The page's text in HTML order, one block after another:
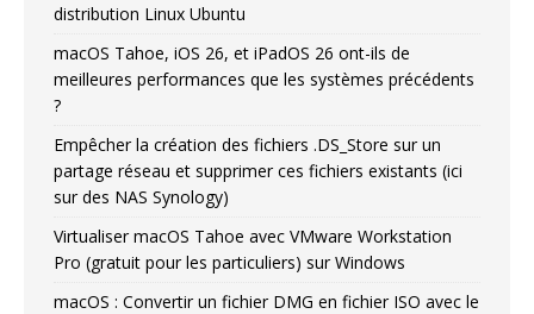
distribution Linux Ubuntu
macOS Tahoe, iOS 26, et iPadOS 26 ont-ils de
meilleures performances que les systèmes précédents
?
Empêcher la création des fichiers .DS_Store sur un
partage réseau et supprimer ces fichiers existants (ici
sur des NAS Synology)
Virtualiser macOS Tahoe avec VMware Workstation
Pro (gratuit pour les particuliers) sur Windows
macOS : Convertir un fichier DMG en fichier ISO avec le